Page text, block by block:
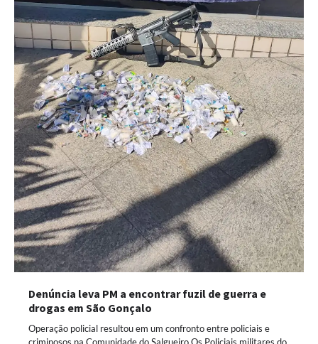
Denúncia leva PM a encontrar fuzil de guerra e
drogas em São Gonçalo
Operação policial resultou em um confronto entre policiais e
criminosos na Comunidade do Salgueiro Os Policiais militares do